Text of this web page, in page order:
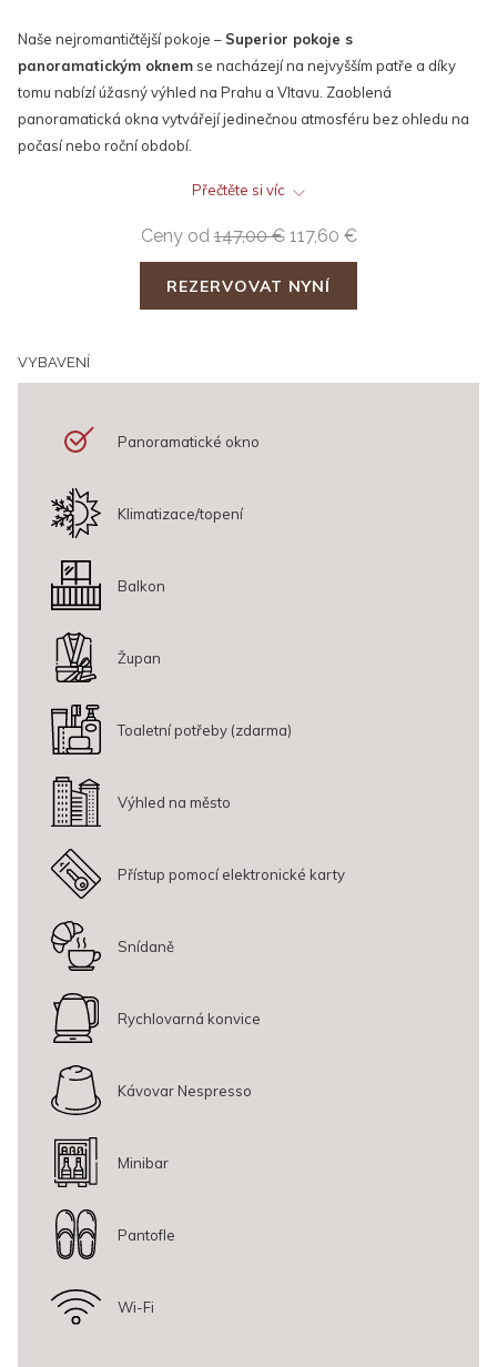
Naše nejromantičtější pokoje – Superior pokoje s
panoramatickým oknem se nacházejí na nejvyšším patře a díky
tomu nabízí úžasný výhled na Prahu a Vltavu. Zaoblená
panoramatická okna vytvářejí jedinečnou atmosféru bez ohledu na
počasí nebo roční období.
Na balkóně si můžete vychutnat nejen nádherný výhled na město,
ale také ranní kávu nebo večerní oblíbený nápoj. .
Z bezpečnostích důvodů nemohou být na této kategorii být
ubytované děti pod 6 let.
Vám zpříjemní pobyt - župany a pantofle, širší výběr toaletních
nelze dát dětská postýlka ani přistýlka.
Konfigurace postele: manželská postel
Přistýlka: ne
Dětská postýlka: ne
Děti do 6 let: ne
Panoramatická okna a balkón
Koupelna: vana nebo sprcha
Výhled: řeka a město
Zvířata: nepovolena
Vybavení pokoje: individuálně nastavitelná klimatizace, minibar,
trezor, fén, SmartTV s vícejazyčnou nabídkou programů, Wi-Fi
zdarma, podlahové topení v koupelně, varná konvice a set na
přípravu kávy a čaje
Speciální benefity – voda a sladká pozornost při příjezdu, kávovar
Nespresso, župan, pantofle
Přečtěte si víc
Ceny od147,00 € 117,60 €
REZERVOVAT NYNÍ
VYBAVENÍ
Panoramatické okno
Klimatizace/topení
Balkon
Župan
Toaletní potřeby (zdarma)
Výhled na město
Přístup pomocí elektronické karty
Snídaně
Rychlovarná konvice
Kávovar Nespresso
Minibar
Pantofle
Wi-Fi